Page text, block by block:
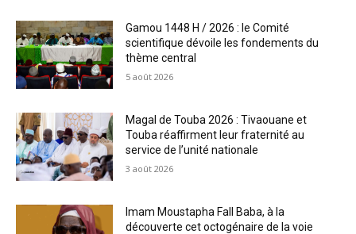
Gamou 1448 H / 2026 : le Comité
scientifique dévoile les fondements du
thème central
5 août 2026
Magal de Touba 2026 : Tivaouane et
Touba réaffirment leur fraternité au
service de l’unité nationale
3 août 2026
Imam Moustapha Fall Baba, à la
découverte cet octogénaire de la voie